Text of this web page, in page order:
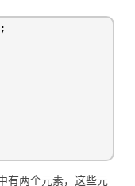
两个元素，这些元